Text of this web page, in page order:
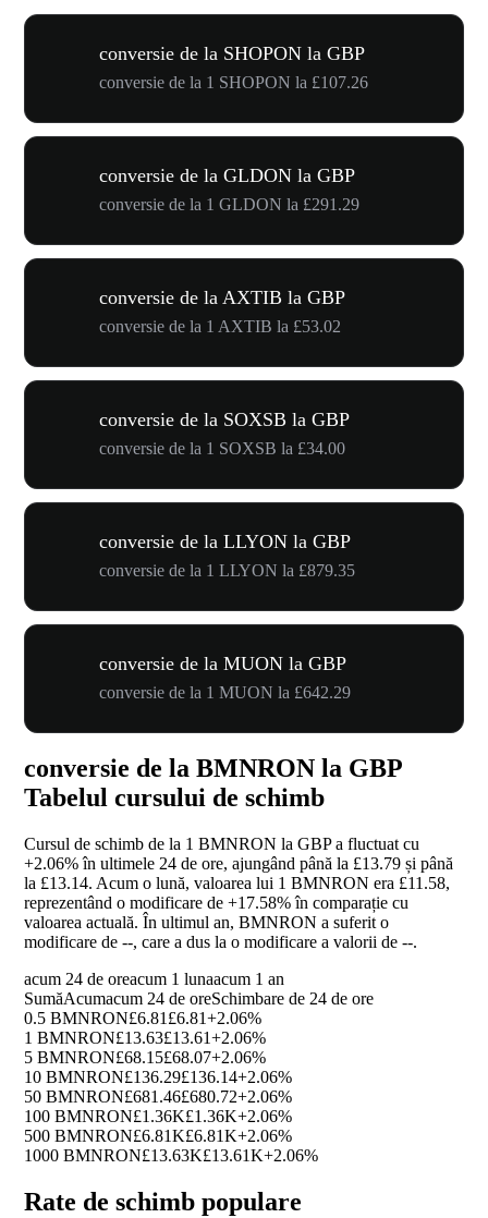
conversie de la SHOPON la GBP
conversie de la 1 SHOPON la £107.26
conversie de la GLDON la GBP
conversie de la 1 GLDON la £291.29
conversie de la AXTIB la GBP
conversie de la 1 AXTIB la £53.02
conversie de la SOXSB la GBP
conversie de la 1 SOXSB la £34.00
conversie de la LLYON la GBP
conversie de la 1 LLYON la £879.35
conversie de la MUON la GBP
conversie de la 1 MUON la £642.29
conversie de la BMNRON la GBP
Tabelul cursului de schimb
Cursul de schimb de la 1 BMNRON la GBP a fluctuat cu
+2.06%în ultimele 24 de ore, ajungând până la £13.79 și până
la £13.14. Acum o lună, valoarea lui 1 BMNRON era £11.58,
reprezentând o modificare de +17.58%în comparație cu
valoarea actuală. În ultimul an, BMNRON a suferit o
modificare de --, care a dus la o modificare a valorii de --.
acum 24 de oreacum 1 lunaacum 1 an
SumăAcumacum 24 de oreSchimbare de 24 de ore
0.5 BMNRON£6.81 £6.81+2.06%
1 BMNRON£13.63£13.61+2.06%
5 BMNRON£68.15£68.07+2.06%
10 BMNRON£136.29£136.14+2.06%
50 BMNRON£681.46£680.72+2.06%
100 BMNRON£1.36K£1.36K+2.06%
500 BMNRON£6.81K£6.81K+2.06%
1000 BMNRON£13.63K£13.61K+2.06%
Rate de schimb populare